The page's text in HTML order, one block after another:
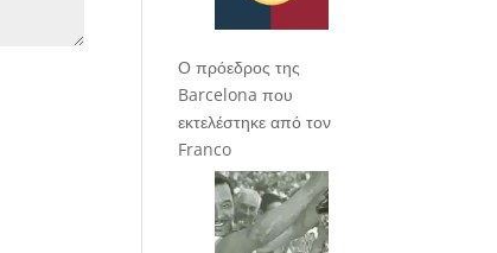
Ο πρόεδρος της
Barcelona που
εκτελέστηκε από τον
Franco